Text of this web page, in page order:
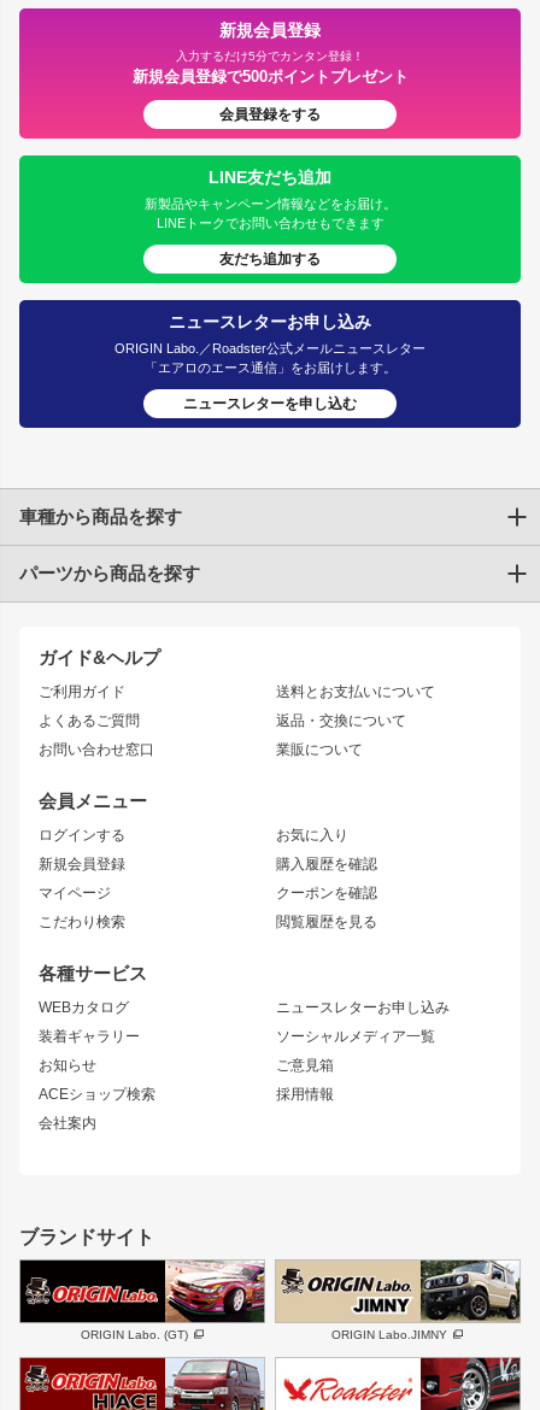
新規会員登録
入力するだけ5分でカンタン登録！
新規会員登録で500ポイントプレゼント
会員登録をする
LINE友だち追加
新製品やキャンペーン情報などをお届け。
LINEトークでお問い合わせもできます
友だち追加する
ニュースレターお申し込み
ORIGIN Labo.／Roadster公式メールニュースレター
「エアロのエース通信」をお届けします。
ニュースレターを申し込む
ガイド&ヘルプ
ご利用ガイド
よくあるご質問
お問い合わせ窓口
送料とお支払いについて
返品・交換について
業販について
会員メニュー
ログインする
新規会員登録
マイページ
こだわり検索
お気に入り
購入履歴を確認
クーポンを確認
閲覧履歴を見る
各種サービス
WEBカタログ
装着ギャラリー
お知らせ
ACEショップ検索
会社案内
ニュースレターお申し込み
ソーシャルメディア一覧
ご意見箱
採用情報
車種から商品を探す
トヨタ
JZX90 CHASER
JZX110 MARK II
JZX100 MARK II
JZX90 MARK II
トレノ
マークX
アリスト
ソアラ
アルテッツァ
ニッサン
S15 シルビア
S14 シルビア 後期
S13 シルビア
180SX
シルエイティ
ワンビア
ローレル
セフィーロ
キャラバン
スズキ
GS350
SC
スバル 三菱
デリカ D:5
軽自動車 汎用
パーツから商品を探す
エアロシリーズ
ドリフトライン
風神
雷神
レーシングライン
アタックライン
ストリームライン
リアウイング
ジムニーパーツ
ホイール
MUD-S7
MUD-SR7
まつど家 鉄漢
ボンネット
フェンダー
サイドパーツ
リアゲート
メンテナンスパーツ
ハイエースパーツ
ホイール
DAYTONA-RS
DAYTONA-RS NEO
ブランドサイト
ORIGIN Labo. (GT) ORIGIN Labo.JIMNY